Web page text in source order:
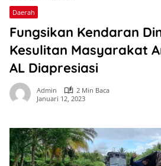
Daerah
Fungsikan Kendaran
Kesulitan Masyarakat
AL Diapresiasi
Admin
2 Min Baca
Januari 12, 2023